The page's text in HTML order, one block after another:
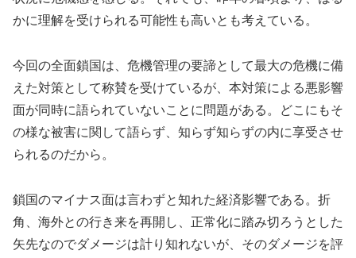
かに理解を受けられる可能性も高いとも考えている。
今回の全面鎖国は、危機管理の要諦として最大の危機に備
えた対策として称賛を受けているが、本対策による悪影響
面が同時に語られていないことに問題がある。どこにもそ
の様な被害に関して語らず、知らず知らずの内に享受させ
られるのだから。
鎖国のマイナス面は言わずと知れた経済影響である。折
角、海外との行き来を再開し、正常化に踏み切ろうとした
矢先なのでダメージは計り知れないが、そのダメージを評